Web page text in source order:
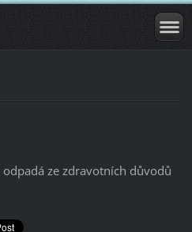
ze zdravotních důvodů